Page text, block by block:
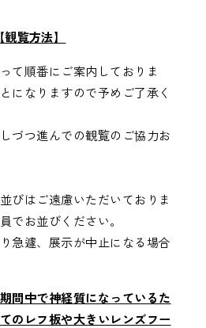
【観覧方法】
て順番にご案内しておりま
になりますので予めご了承く
づつ進んでの観覧のご協力お
びはご遠慮いただいておりま
でお並びください。
急遽、展示が中止になる場合
間中で神経質になっているた
のレフ板や大きいレンズフー